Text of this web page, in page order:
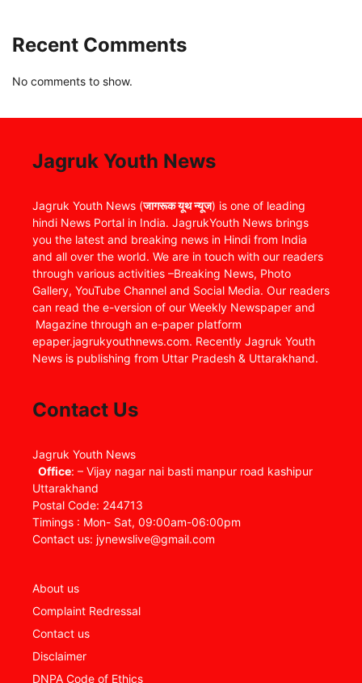
Recent Comments
No comments to show.
Jagruk Youth News
Jagruk Youth News (जागरूक यूथ न्यूज) is one of leading
hindi News Portal in India. JagrukYouth News brings
you the latest and breaking news in Hindi from India
and all over the world. We are in touch with our readers
through various activities –Breaking News, Photo
Gallery, YouTube Channel and Social Media. Our readers
can read the e-version of our Weekly Newspaper and
Magazine through an e-paper platform
epaper.jagrukyouthnews.com. Recently Jagruk Youth
News is publishing from Uttar Pradesh & Uttarakhand.
Contact Us
Jagruk Youth News
Office: – Vijay nagar nai basti manpur road kashipur
Uttarakhand
Postal Code: 244713
Timings : Mon- Sat, 09:00am-06:00pm
Contact us: jynewslive@gmail.com
About us
Complaint Redressal
Contact us
Disclaimer
DNPA Code of Ethics